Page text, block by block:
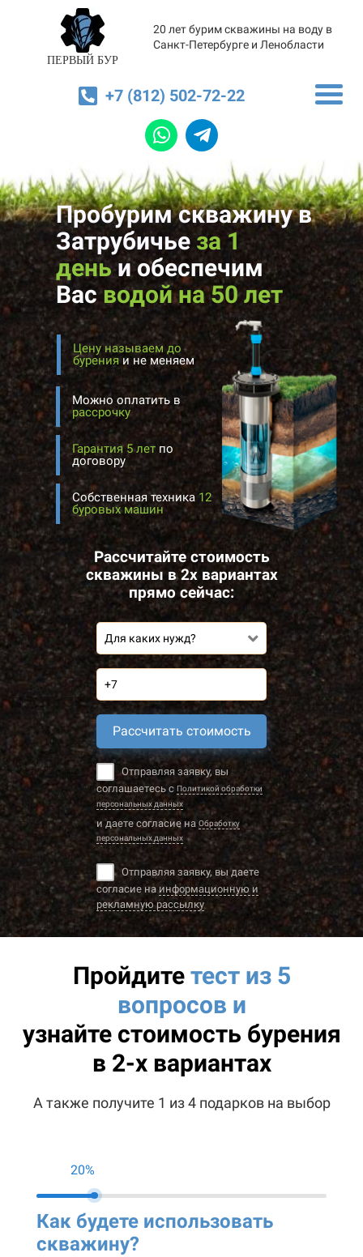
ПЕРВЫЙ БУР
20 лет бурим скважины на воду в
Санкт-Петербурге и Ленобласти
+7 (812) 502-72-22
Пробурим скважину в
Затрубичьеза 1
деньиобеспечим
Васводой на 50 лет
Цену называем до
буренияи не меняем
Собственная техника 12
буровых машин
Можно оплатить в
рассрочку
Рассчитайте стоимость
скважины в 2х вариантах
прямо сейчас:
Для каких нужд?
Рассчитать стоимость
Отправляя заявку, вы
соглашаетесь с Политикой обработки
персональных данных
и даете согласие на Обработку
персональных данных
Отправляя заявку, вы даете
согласие наинформационную и
рекламную рассылку
Гарантия 5 лет по
договору
Пройдитетест из 5
вопросов и
узнайте стоимость бурения
в 2-х вариантах
А также получите 1 из 4 подарков на выбор
20%
Как будете использовать
скважину?